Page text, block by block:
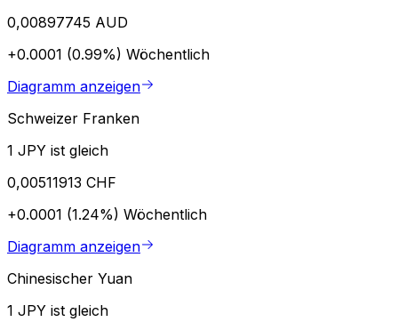
0,00897745 AUD
+0.0001 (0.99%) Wöchentlich
Diagramm anzeigen
Schweizer Franken
1 JPY ist gleich
0,00511913 CHF
+0.0001 (1.24%) Wöchentlich
Diagramm anzeigen
Chinesischer Yuan
1 JPY ist gleich